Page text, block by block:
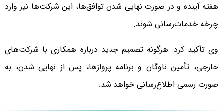
هفته آینده و در صورت نهایی شدن توافق‌ها، این شرکت‌ها نیز وارد
چرخه خدمات‌رسانی شوند.
وی تأکید کرد: هرگونه تصمیم جدید درباره همکاری با شرکت‌های
خارجی، تأمین ناوگان و برنامه پروازها، پس از نهایی شدن، به
صورت رسمی اطلاع‌رسانی خواهد شد.